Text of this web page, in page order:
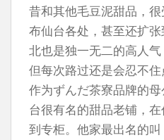
昔和其他毛豆泥甜品，
布仙台各处，甚至还扩
北也是独一无二的高人
但每次路过还是会忍不
作为ずんだ茶寮品牌的母
台很有名的甜品老铺，
到专柜。他家最出名的